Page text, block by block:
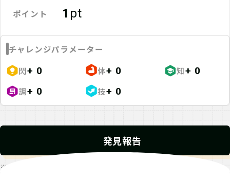
ポイント 1 pt
チャレンジパラメーター
閃+ 0 体+ 0 知+ 0
調+ 0 技+ 0
発見報告
※発見報告にGPSを使用するクエストが一部存在します。